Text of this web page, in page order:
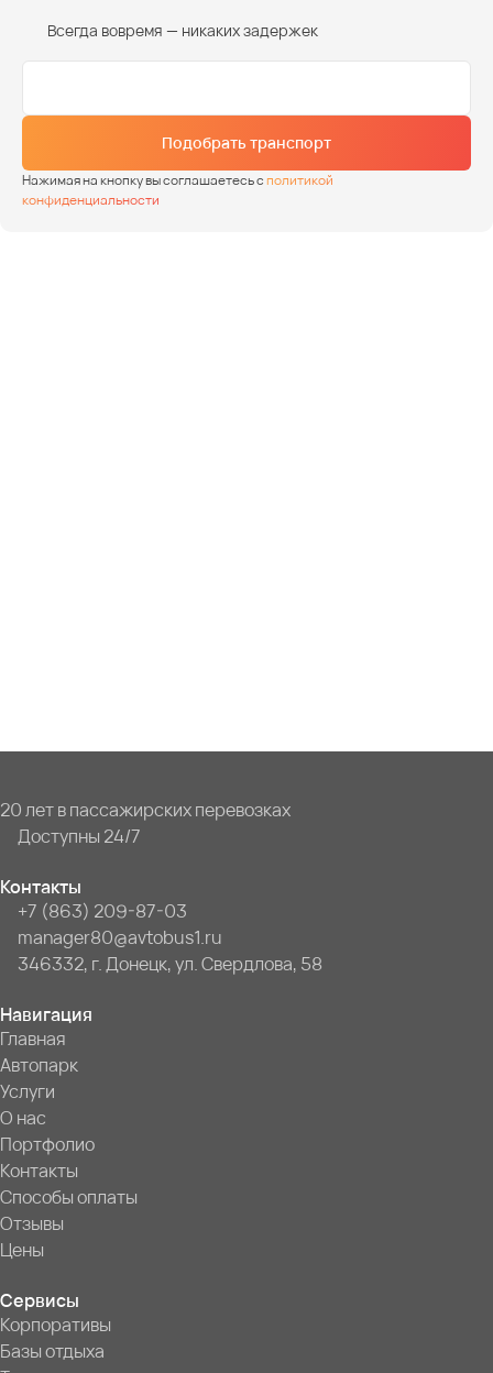
Всегда вовремя — никаких задержек
Подобрать транспорт
Нажимая на кнопку вы соглашаетесь сполитикой
конфиденциальности
20 лет в пассажирских перевозках
Доступны 24/7
Контакты
+7 (863) 209-87-03
manager80@avtobus1.ru
346332, г. Донецк, ул. Свердлова, 58
Навигация
Главная
Автопарк
Услуги
О нас
Портфолио
Контакты
Способы оплаты
Отзывы
Цены
Сервисы
Корпоративы
Базы отдыха